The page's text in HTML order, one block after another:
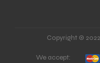
Copyright ©
We accept: